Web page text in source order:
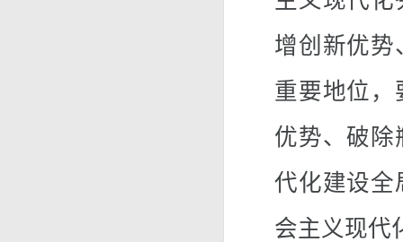
增创新优势
重要地位，
优势、破除
代化建设全
会主义现代